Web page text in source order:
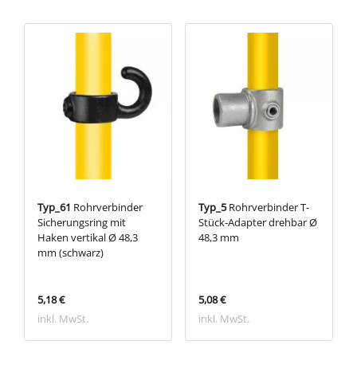
Typ_61 Rohrverbinder
Sicherungsring mit
Haken vertikal Ø 48,3
mm (schwarz)
5,18 €
inkl. MwSt.
Typ_5Rohrverbinder T-
Stück-Adapter drehbar Ø
48,3 mm
5,08 €
inkl. MwSt.